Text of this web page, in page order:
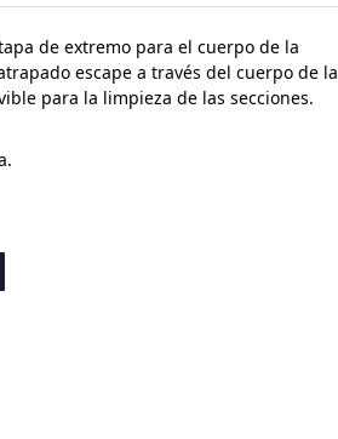
de extremo para el cuerpo de la
escape a través del cuerpo de la
para la limpieza de las secciones.